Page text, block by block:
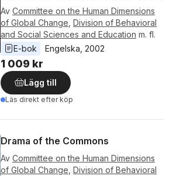
Av Committee on the Human Dimensions
of Global Change Division of Behavioral
and Social Sciences and Education m. fl.
E-bok
Engelska 2002
1 009 kr
Lägg till
Läs direkt efter köp
Drama of the Commons
Av Committee on the Human Dimensions
of Global Change Division of Behavioral